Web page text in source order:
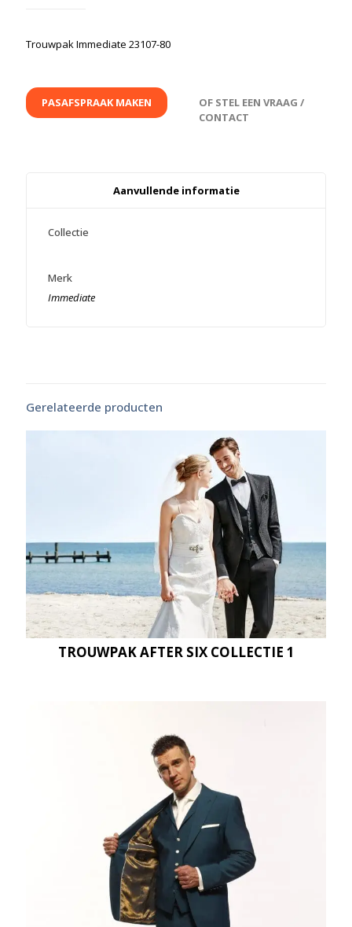
Trouwpak Immediate 23107-80
PASAFSPRAAK MAKEN
OF STEL EEN VRAAG /
CONTACT
Aanvullende informatie
Collectie
Merk
Immediate
Gerelateerde producten
TROUWPAK AFTER SIX COLLECTIE 1